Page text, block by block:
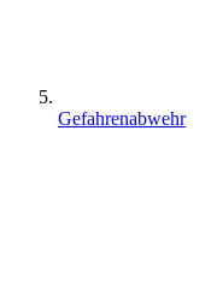
Gefahrenabwehr